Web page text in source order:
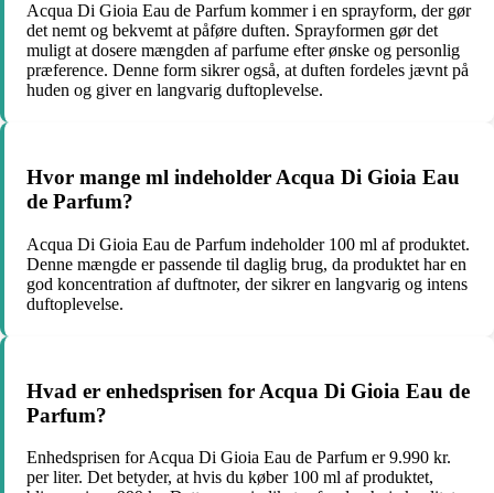
Acqua Di Gioia Eau de Parfum kommer i en sprayform, der gør
det nemt og bekvemt at påføre duften. Sprayformen gør det
muligt at dosere mængden af parfume efter ønske og personlig
præference. Denne form sikrer også, at duften fordeles jævnt på
huden og giver en langvarig duftoplevelse.
Hvor mange ml indeholder Acqua Di Gioia Eau
de Parfum?
Acqua Di Gioia Eau de Parfum indeholder 100 ml af produktet.
Denne mængde er passende til daglig brug, da produktet har en
god koncentration af duftnoter, der sikrer en langvarig og intens
duftoplevelse.
Hvad er enhedsprisen for Acqua Di Gioia Eau de
Parfum?
Enhedsprisen for Acqua Di Gioia Eau de Parfum er 9.990 kr.
per liter. Det betyder, at hvis du køber 100 ml af produktet,